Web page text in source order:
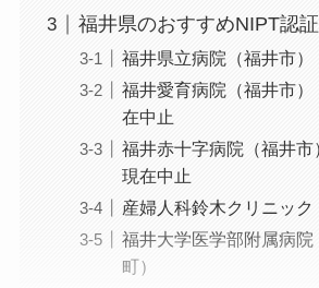
福井県のおすすめNIPT認
福井県立病院（福井市）
福井愛育病院（福井市）
在中止
福井赤十字病院（福井市
現在中止
産婦人科鈴木クリニック
福井大学医学部附属病
町）